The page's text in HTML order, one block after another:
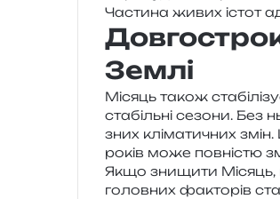
Частина живих істот
Землі
Місяць також
ста­біль­ні сезо­ни.
зних клі­ма­ти­чних
років може пов­ні­стю
Якщо зни­щи­ти Місяць,
голов­них факто­рів